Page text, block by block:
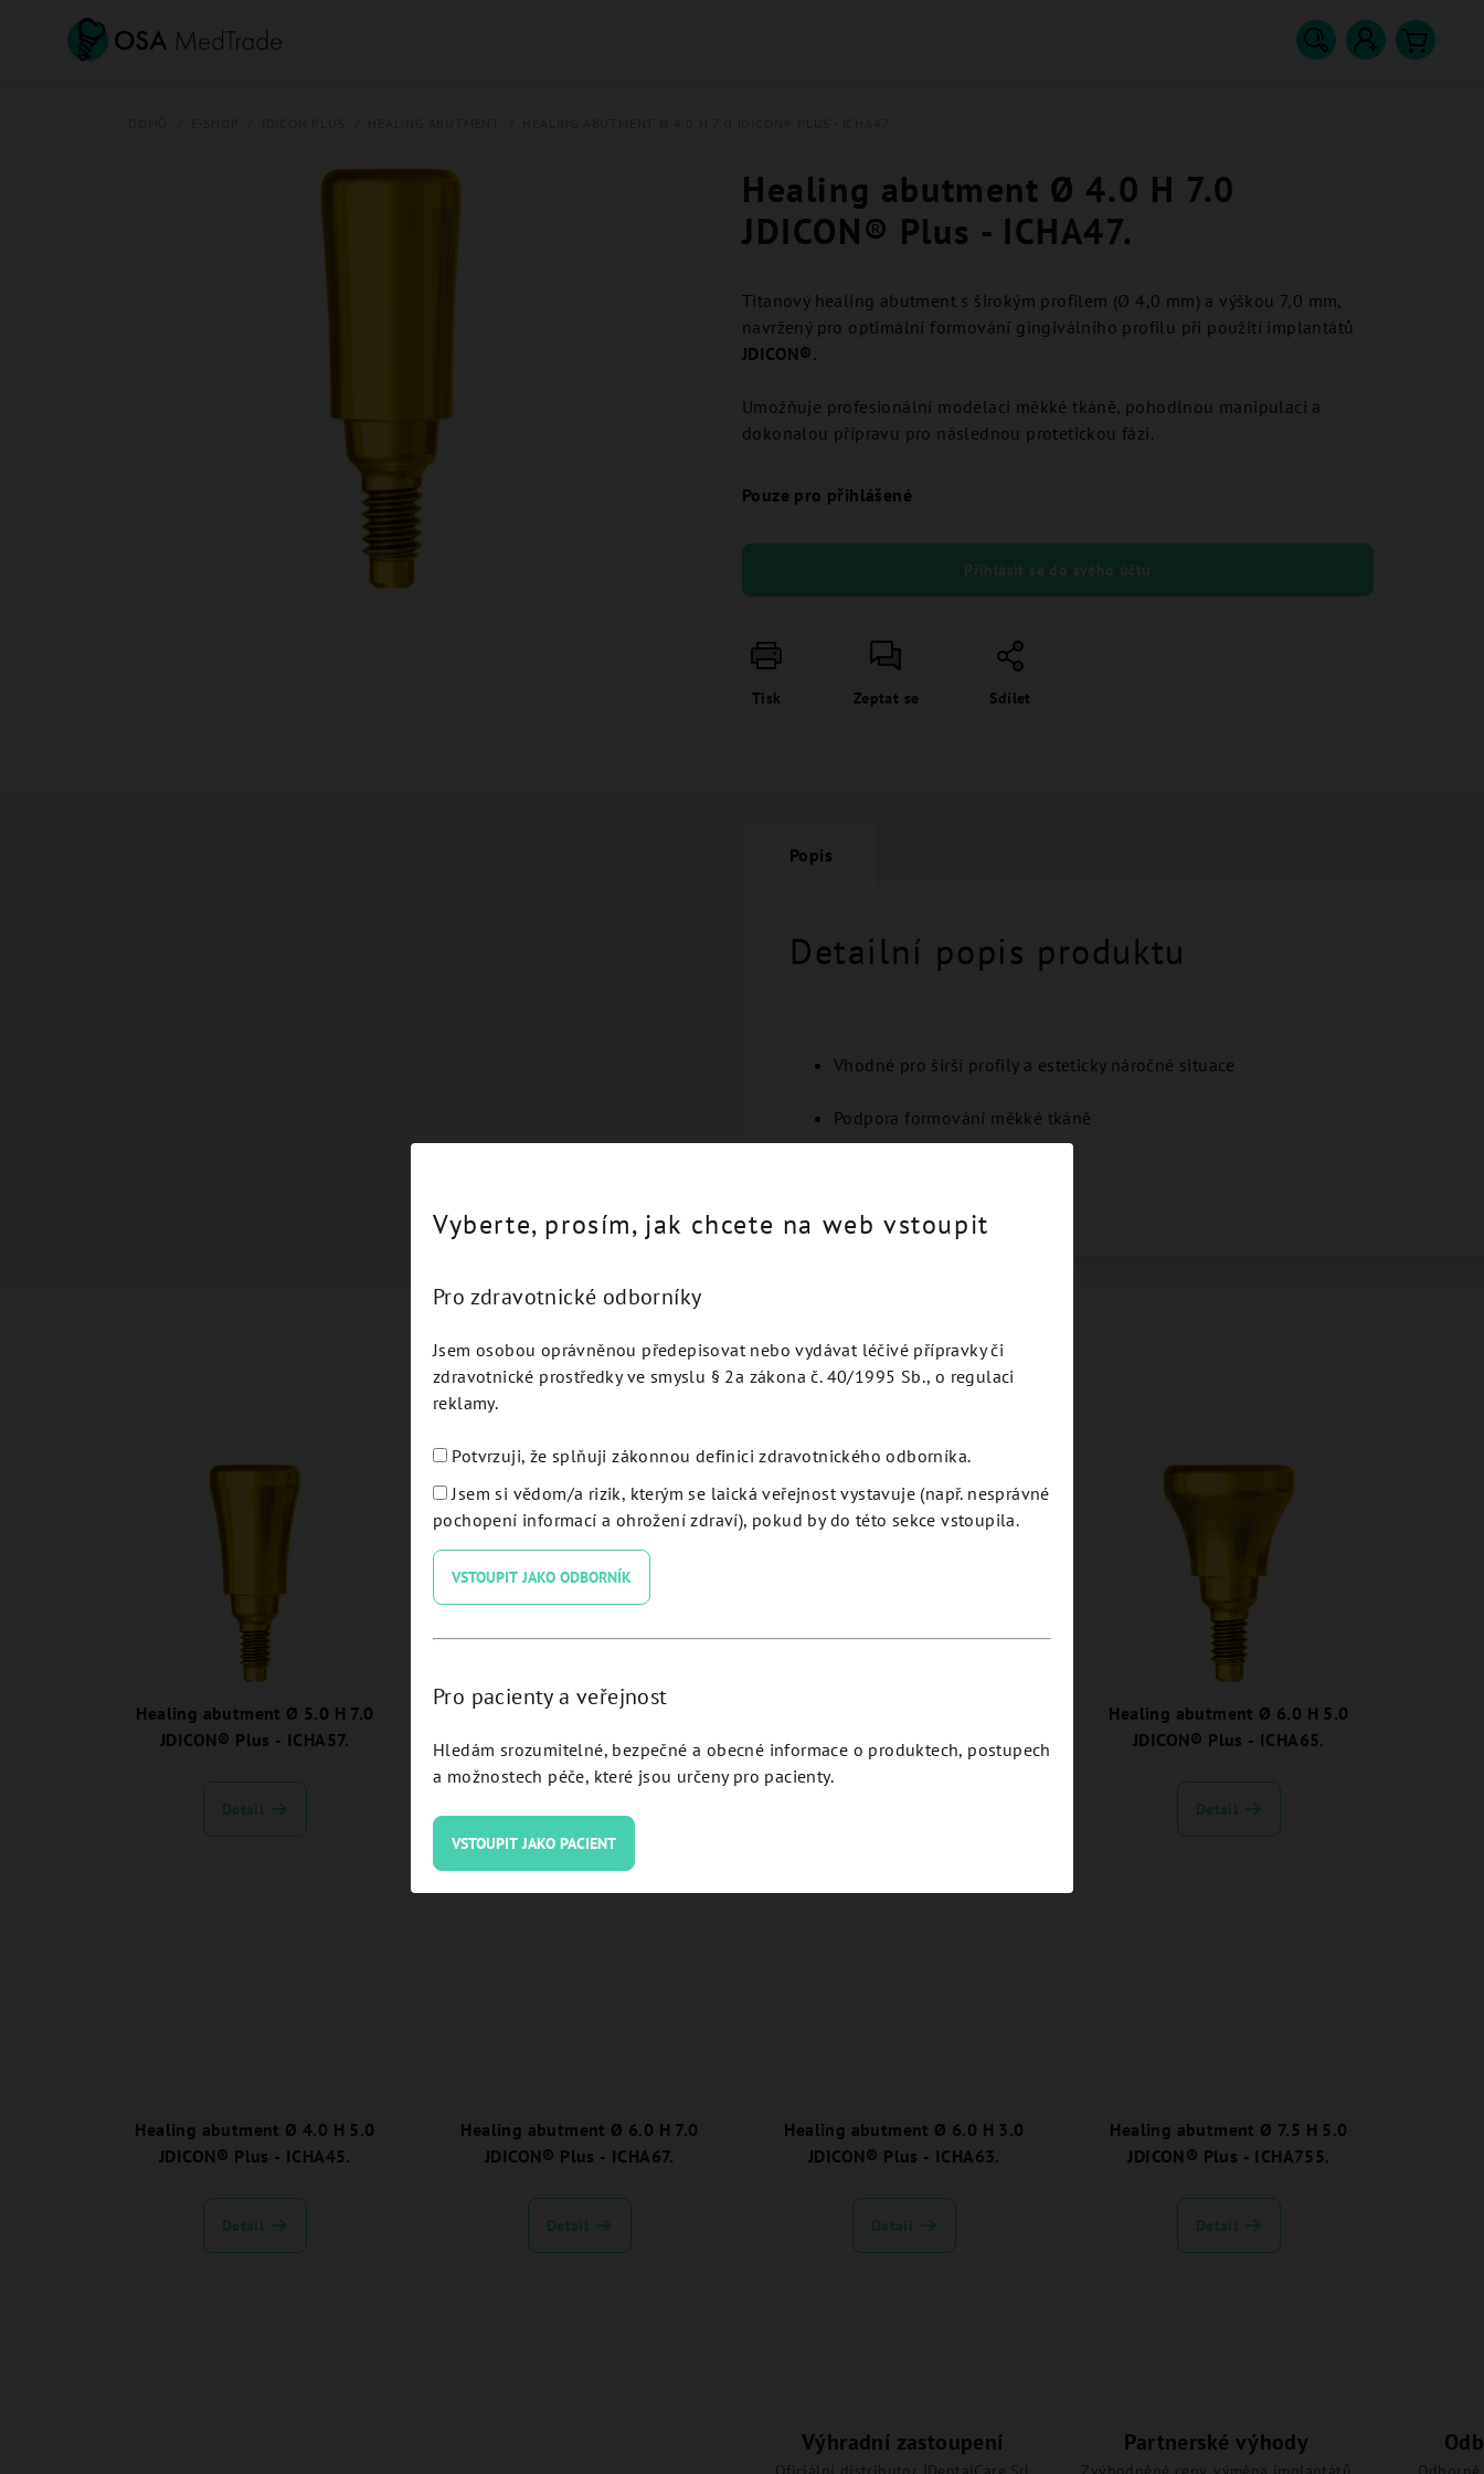
Healing abutment Ø 4.0 H 7.0
JDICON® Plus - ICHA47.
Titanový healing abutment s širokým profilem (Ø 4,0 mm) a výškou 7,0 mm,
navržený pro optimální formování gingiválního profilu při použití implantátů
JDICON®.
Umožňuje profesionální modelaci měkké tkáně, pohodlnou manipulaci a
dokonalou přípravu pro následnou protetickou fázi.
Pouze pro přihlášené
Přihlásit se do svého účtu
Tisk Zeptat se Sdílet
Popis
Detailní popis produktu
Vhodné pro širší profily a esteticky náročné situace
Podpora formování měkké tkáně
Podobné produkty
Healing abutment Ø 5.0 H 7.0
JDICON® Plus - ICHA57.
Detail
Healing abutment Ø 5.0 H 3.0
JDICON® Plus - ICHA53.
JDICON® Plus - ICHA55.
Healing abutment Ø 6.0 H 5.0
JDICON® Plus - ICHA65.
Detail
Healing abutment Ø 4.0 H 5.0
JDICON® Plus - ICHA45.
Detail
Healing abutment Ø 6.0 H 7.0
JDICON® Plus - ICHA67.
Detail
Healing abutment Ø 6.0 H 3.0
JDICON® Plus - ICHA63.
Detail
Healing abutment Ø 7.5 H 5.0
JDICON® Plus - ICHA755.
Detail
Výhradní zastoupení Partnerské výhody
Vyberte, prosím, jak chcete na web vstoupit
Pro zdravotnické odborníky
Jsem osobou oprávněnou předepisovat nebo vydávat léčivé přípravky či
zdravotnické prostředky ve smyslu § 2a zákona č. 40/1995 Sb., o regulaci
reklamy.
Potvrzuji, že splňuji zákonnou definici zdravotnického odborníka.
Jsem si vědom/a rizik, kterým se laická veřejnost vystavuje (např. nesprávné
pochopení informací a ohrožení zdraví), pokud by do této sekce vstoupila.
VSTOUPIT JAKO ODBORNÍK
Pro pacienty a veřejnost
Hledám srozumitelné, bezpečné a obecné informace o produktech, postupech
a možnostech péče, které jsou určeny pro pacienty.
VSTOUPIT JAKO PACIENT